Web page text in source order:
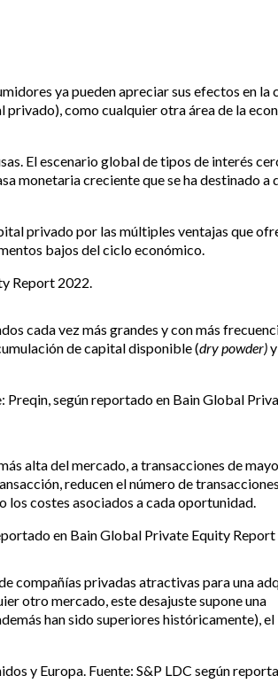
ya pueden apreciar sus efectos en la
privado), como cualquier otra área de la
El escenario global de tipos de interés
monetaria creciente que se ha destinado a
privado por las múltiples ventajas que
bajos del ciclo económico.
Report 2022.
cada vez más grandes y con más
de capital disponible (dry powder)
Preqin, según reportado en Bain Global
alta del mercado, a transacciones de
reducen el número de transacciones
los costes asociados a cada oportunidad.
en Bain Global Private Equity
compañías privadas atractivas para una
otro mercado, este desajuste supone una
han sido superiores históricamente), el
y Europa. Fuente: S&P LDC según